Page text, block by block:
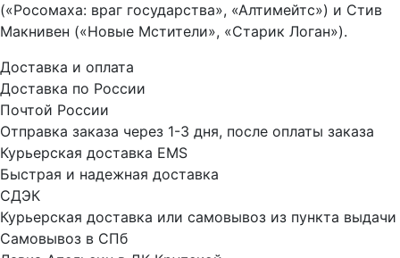
(«Росомаха: враг государства», «Алтимейтс») и Стив
Макнивен («Новые Мстители», «Старик Логан»).
Доставка и оплата
Доставка по России
Почтой России
Отправка заказа через 1-3 дня, после оплаты заказа
Курьерская доставка EMS
Быстрая и надежная доставка
СДЭК
Курьерская доставка или самовывоз из пункта выдачи
Самовывоз в СПб